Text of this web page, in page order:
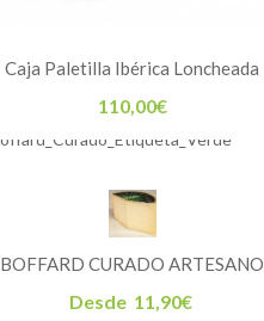
Caja Paletilla Ibérica Loncheada
110,00€
BOFFARD CURADO ARTESANO
Desde 11,90€